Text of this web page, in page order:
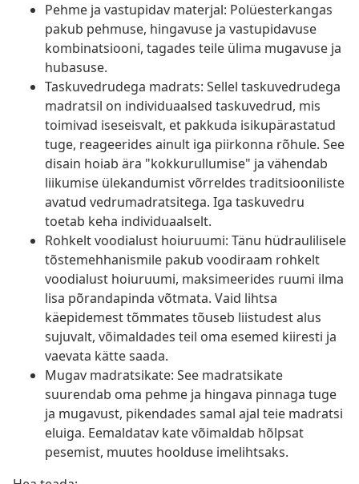
Pehme ja vastupidav materjal: Polüesterkangas
pakub pehmuse, hingavuse ja vastupidavuse
kombinatsiooni, tagades teile ülima mugavuse ja
hubasuse.
Taskuvedrudega madrats: Sellel taskuvedrudega
madratsil on individuaalsed taskuvedrud, mis
toimivad iseseisvalt, et pakkuda isikupärastatud
tuge, reageerides ainult iga piirkonna rõhule. See
disain hoiab ära "kokkurullumise" ja vähendab
liikumise ülekandumist võrreldes traditsiooniliste
avatud vedrumadratsitega. Iga taskuvedru
toetab keha individuaalselt.
Rohkelt voodialust hoiuruumi: Tänu hüdraulilisele
tõstemehhanismile pakub voodiraam rohkelt
voodialust hoiuruumi, maksimeerides ruumi ilma
lisa põrandapinda võtmata. Vaid lihtsa
käepidemest tõmmates tõuseb liistudest alus
sujuvalt, võimaldades teil oma esemed kiiresti ja
vaevata kätte saada.
Mugav madratsikate: See madratsikate
suurendab oma pehme ja hingava pinnaga tuge
ja mugavust, pikendades samal ajal teie madratsi
eluiga. Eemaldatav kate võimaldab hõlpsat
pesemist, muutes hoolduse imelihtsaks.